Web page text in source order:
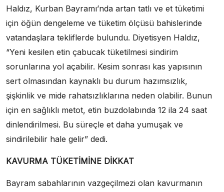
Haldız, Kurban Bayramı’nda artan tatlı ve et tüketimi
için öğün dengeleme ve tüketim ölçüsü bahislerinde
vatandaşlara tekliflerde bulundu. Diyetisyen Haldız,
“Yeni kesilen etin çabucak tüketilmesi sindirim
sorunlarına yol açabilir. Kesim sonrası kas yapısının
sert olmasından kaynaklı bu durum hazımsızlık,
şişkinlik ve mide rahatsızlıklarına neden olabilir. Bunun
için en sağlıklı metot, etin buzdolabında 12 ila 24 saat
dinlendirilmesi. Bu süreçle et daha yumuşak ve
sindirilebilir hale gelir” dedi.
KAVURMA TÜKETİMİNE DİKKAT
Bayram sabahlarının vazgeçilmezi olan kavurmanın